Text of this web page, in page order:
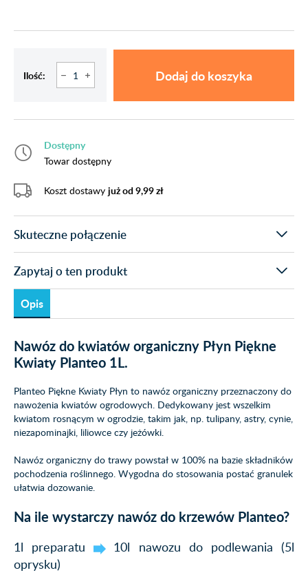
Ilość: Dodaj do koszyka
Dostępny
Towar dostępny
Koszt dostawy już od 9,99 zł
Skuteczne połączenie
Zapytaj o ten produkt
Opis
Nawóz do kwiatów organiczny Płyn Piękne
Kwiaty Planteo 1L.
Planteo Piękne Kwiaty Płyn to nawóz organiczny przeznaczony do
nawożenia kwiatów ogrodowych. Dedykowany jest wszelkim
kwiatom rosnącym w ogrodzie, takim jak, np. tulipany, astry, cynie,
niezapominajki, liliowce czy jeżówki.
Nawóz organiczny do trawy powstał w 100% na bazie składników
pochodzenia roślinnego. Wygodna do stosowania postać granulek
ułatwia dozowanie.
Na ile wystarczy nawóz do krzewów Planteo?
1l preparatu
10l nawozu do podlewania (5l
oprysku)